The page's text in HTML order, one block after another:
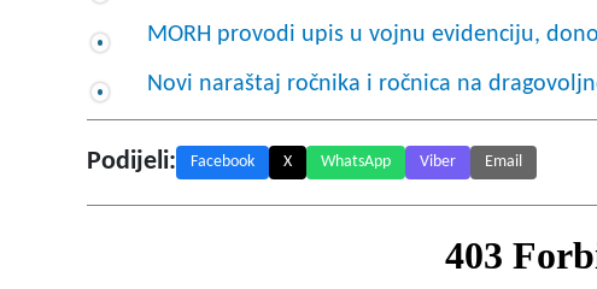
MORH provodi upis u vojnu evidenciju,
Novi naraštaj ročnika i ročnica na
Podijeli: Facebook X WhatsApp Viber Email